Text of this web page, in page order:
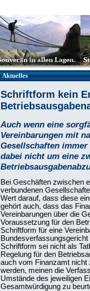
Aktuelles
Schriftform kein
Auch wenn eine
Vereinbarungen mit
Gesellschaften
dabei nicht um eine
Bei Geschäften zwischen
verbundenen
Wert darauf, dass diese
gehört auch, dass das
Vereinbarungen über die
Voraussetzung für den
Schriftform für eine
Schriftform sei nicht als
Regelung für den
auch vom Finanzamt nicht
werden, meinen die
Umstände des jeweiligen
Gesamtwürdigung zu